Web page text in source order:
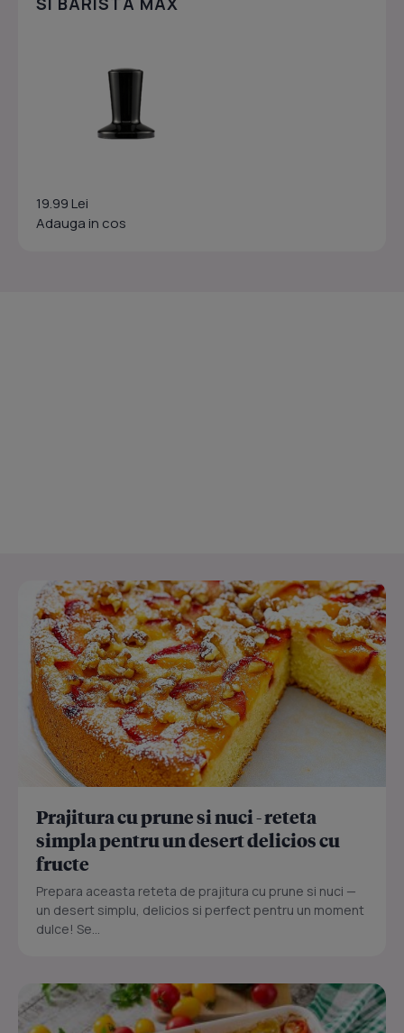
19.99 Lei
Adauga in cos
Prajitura cu prune si nuci - reteta
simpla pentru un desert delicios cu
fructe
Prepara aceasta reteta de prajitura cu prune si nuci —
un desert simplu, delicios si perfect pentru un moment
dulce! Se...